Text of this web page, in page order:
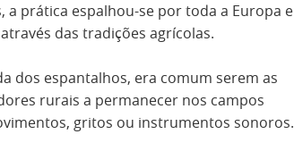
a prática espalhou-se por toda a Europa e
das tradições agrícolas.
dos espantalhos, era comum serem as
rurais a permanecer nos campos
gritos ou instrumentos sonoros.